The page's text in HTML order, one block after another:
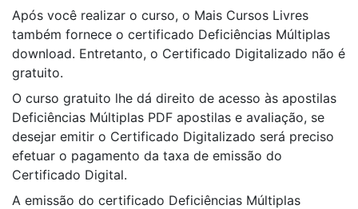
Após você realizar o curso, o Mais Cursos Livres
também fornece o certificado Deficiências Múltiplas
download. Entretanto, o Certificado Digitalizado não é
gratuito.
O curso gratuito lhe dá direito de acesso às apostilas
Deficiências Múltiplas PDF apostilas e avaliação, se
desejar emitir o Certificado Digitalizado será preciso
efetuar o pagamento da taxa de emissão do
Certificado Digital.
A emissão do certificado Deficiências Múltiplas